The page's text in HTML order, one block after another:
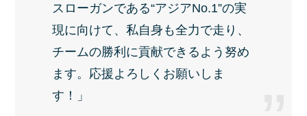
スローガンである“アジアNo.1”の実
現に向けて、私自身も全力で走り、
チームの勝利に貢献できるよう努め
ます。応援よろしくお願いしま
す！」